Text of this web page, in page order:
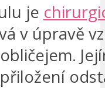
je
v úpravě